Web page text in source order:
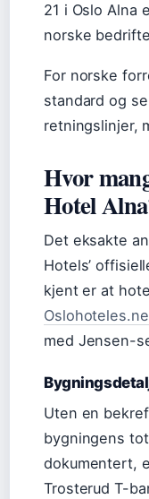
21 i Oslo Alna
norske
For norske
standard og
retningslinjer,
Hvor
Hotel
Det eksakte
Hotels’
kjent er at
med Jensen-
Uten en
bygningens
dokumentert,
Trosterud T-